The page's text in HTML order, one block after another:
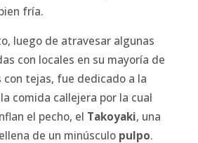
fría.
luego de atravesar algunas
con locales en su mayoría de
con tejas, fue dedicado a la
comida callejera por la cual
el pecho, el Takoyaki, una
de un minúsculopulpo.